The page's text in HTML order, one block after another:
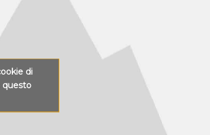
di
questo